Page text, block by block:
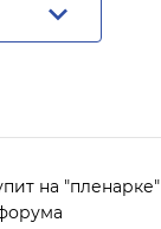
на "пленарке"